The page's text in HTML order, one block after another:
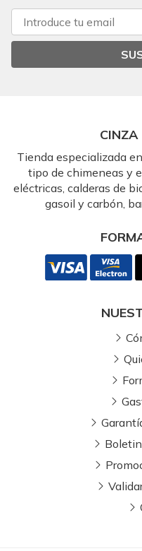
CINZA
Tienda especializada
tipo de chimeneas y
eléctricas, calderas de
gasoil y carbón,